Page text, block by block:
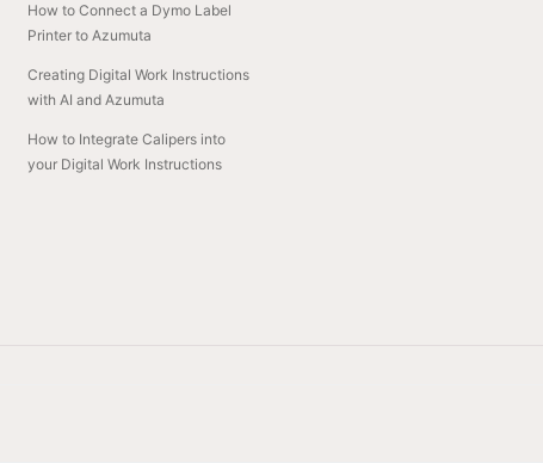
How to Connect a Dymo Label
Printer to Azumuta
Creating Digital Work Instructions
with AI and Azumuta
How to Integrate Calipers into
your Digital Work Instructions